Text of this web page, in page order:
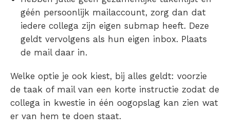
géén persoonlijk mailaccount, zorg dan dat
iedere collega zijn eigen submap heeft. Deze
geldt vervolgens als hun eigen inbox. Plaats
de mail daar in.
Welke optie je ook kiest, bij alles geldt: voorzie
de taak of mail van een korte instructie zodat de
collega in kwestie in één oogopslag kan zien wat
er van hem te doen staat.